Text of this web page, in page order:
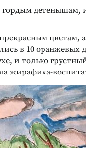
гордым детенышам,
цветам,
в 10 оранжевых
и только
жирафиха-